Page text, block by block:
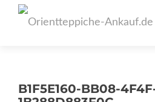
B1F5E160-BB08-